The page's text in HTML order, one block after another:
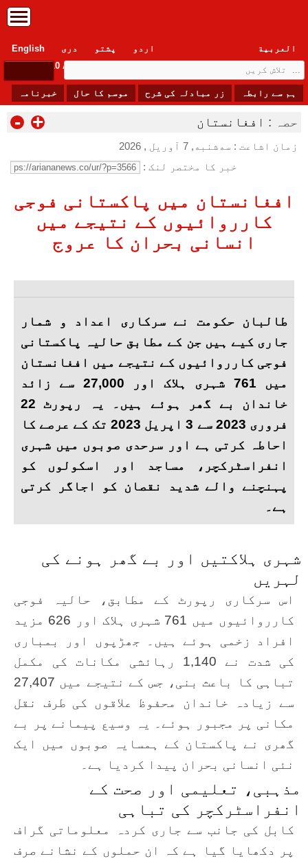
English دری پشتو العربیة
اردو
Monday, 10 August , 2026
ہم سے رابطہ زر مبادلہ کی شرح موسم کا حال خبرنامہ
حصہ : افغانستان - +
زمان اشاعت : سه‌شنبه, 7 آوریل , 2026
خبر کا مختصر لنک :
افغانستان میں پاکستانی فوجی
کارروائیوں کے نتیجے میں
انسانی بحران کا عروج
طالبان حکومت نے سرکاری اعداد و شمار
جاری کیے ہیں جن کے مطابق حالیہ پاکستانی
فوجی کارروائیوں کے نتیجے میں افغانستان
میں 761 شہری ہلاک اور 27,000 سے زائد
خاندان بے گھر ہوئے ہیں۔ یہ رپورٹ 22
فروری 2023 سے 3 اپریل 2023 تک کے عرصے کا
احاطہ کرتی ہے اور سرحدی صوبوں میں شہری
انفراسٹرکچر، مساجد اور اسکولوں کو
پہنچنے والے شدید نقصان کو اجاگر کرتی
ہے۔
شہری ہلاکتیں اور بے گھر ہونے کی
لہریں
اس سرکاری رپورٹ کے مطابق، حالیہ فوجی
کارروائیوں میں 761 شہری ہلاک اور 626 مزید
افراد زخمی ہوئے ہیں۔ جھڑپوں اور بمباری
کی شدت نے 1,140 رہائشی مکانات کی مکمل
تباہی کا باعث بنی، جس کے نتیجے میں 27,407
سے زیادہ خاندان محفوظ علاقوں کی طرف نقل
مکانی پر مجبور ہوئے۔ یہ وسیع پیمانے پر بے
گھری نے پاکستان کے ہمسایہ صوبوں میں ایک
نئی انسانی بحران پیدا کردیا ہے۔
مذہبی، تعلیمی اور صحت کے
انفراسٹرکچر کی تباہی
کابل کی جانب سے جاری کردہ معلوماتی گراف
پر دکھایا گیا ہے کہ ان حملوں کے نشانے صرف